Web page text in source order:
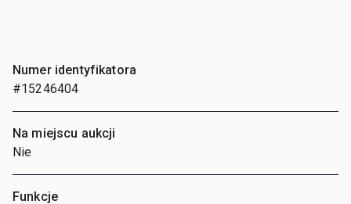
Numer identyfikatora
#15246404
Na miejscu aukcji
Nie
Funkcje